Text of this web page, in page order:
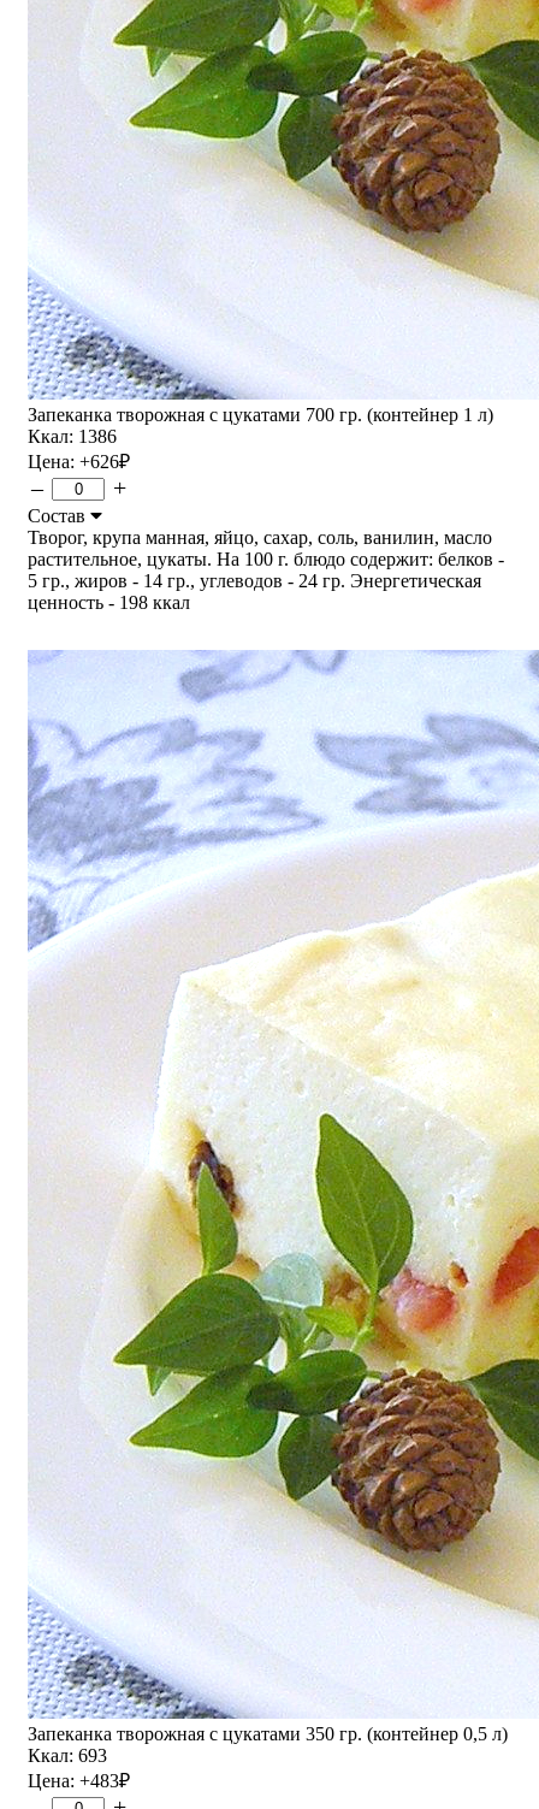
Запеканка творожная с цукатами 700 гр. (контейнер 1 л)
Ккал: 1386
Цена: +626₽
– +
Состав
Творог, крупа манная, яйцо, сахар, соль, ванилин, масло
растительное, цукаты. На 100 г. блюдо содержит: белков -
5 гр., жиров - 14 гр., углеводов - 24 гр. Энергетическая
ценность - 198 ккал
Запеканка творожная с цукатами 350 гр. (контейнер 0,5 л)
Ккал: 693
Цена: +483₽